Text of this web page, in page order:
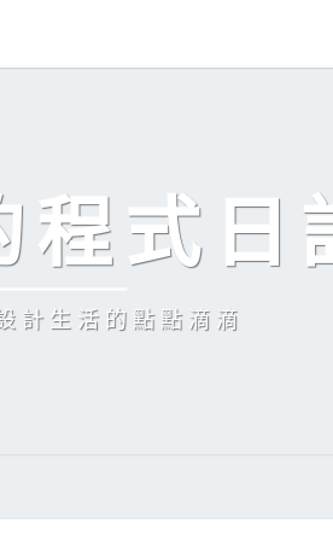
程式日
計生活的點點滴滴